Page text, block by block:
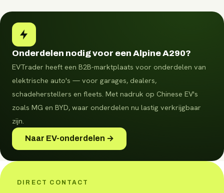
Onderdelen nodig voor een Alpine A290?
EVTrader heeft een B2B-marktplaats voor onderdelen van
elektrische auto's — voor garages, dealers,
schadeherstellers en fleets. Met nadruk op Chinese EV's
zoals MG en BYD, waar onderdelen nu lastig verkrijgbaar
zijn.
Naar EV-onderdelen →
DIRECT CONTACT